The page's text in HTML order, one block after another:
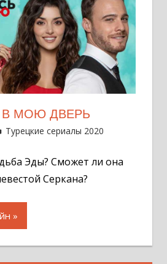
В МОЮ ДВЕРЬ
Администратор
Турецкие сериалы 2020
Эды? Сможет ли она
Серкана?